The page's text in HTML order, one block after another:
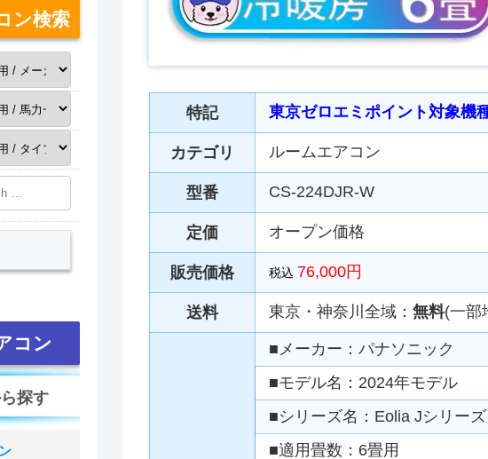
特記 東京ゼロエミポイント対象機
カテゴリ ルームエアコン
型番 CS-224DJR-W
定価 オープン価格
販売価格 税込 76,000円
送料 東京・神奈川全域： 無料(一部
■メーカー：パナソニック
■モデル名：2024年モデル
■シリーズ名：Eolia Jシリーズ
■適用畳数：6畳用
ン検索
コン
探す